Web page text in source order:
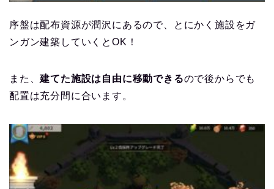
序盤は配布資源が潤沢にあるので、とにかく施設をガ
ンガン建築していくとOK！
また、建てた施設は自由に移動できるので後からでも
配置は充分間に合います。